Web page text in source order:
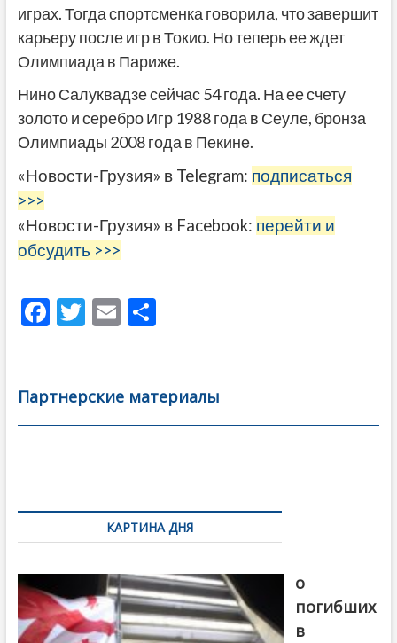
играх. Тогда спортсменка говорила, что завершит
карьеру после игр в Токио. Но теперь ее ждет
Олимпиада в Париже.
Нино Салуквадзе сейчас 54 года. На ее счету
золото и серебро Игр 1988 года в Сеуле, бронза
Олимпиады 2008 года в Пекине.
«Новости-Грузия» в Telegram: подписаться
>>>
«Новости-Грузия» в Facebook: перейти и
обсудить >>>
F
b
o
T
er
E
l
О
а
в
Партнерские материалы
по
записямКАРТИНА ДНЯ
о
погибших
в